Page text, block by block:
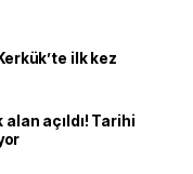
ilk kez
açıldı! Tarihi